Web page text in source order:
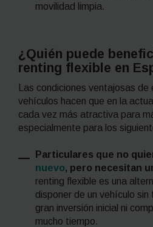
movilidad limpia.
¿Quién puede
renting flexible en
Las condiciones ventajosas
vehículos hacen que en la
cada vez más atractiva para
especialmente para los
Particulares que no
nuevo, pero necesitan
renting flexible es una
disponer de un vehículo sin
gran inversión inicial ni
mucho tiempo.